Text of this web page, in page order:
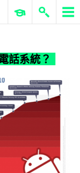
話系統？
ERP 與商業 AI
話系統？